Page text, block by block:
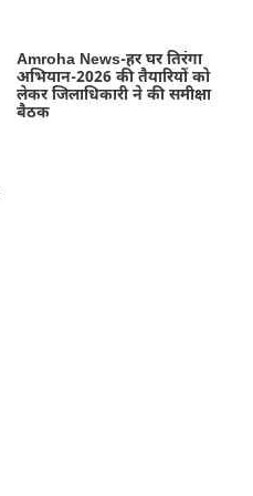
Amroha News-हर घर तिरंगा
अभियान-2026 की तैयारियों को
लेकर जिलाधिकारी ने की समीक्षा
बैठक